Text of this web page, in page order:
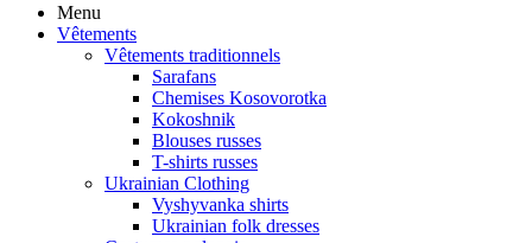
Menu
Vêtements
Vêtements traditionnels
Sarafans
Chemises Kosovorotka
Kokoshnik
Blouses russes
T-shirts russes
Ukrainian Clothing
Vyshyvanka shirts
Ukrainian folk dresses